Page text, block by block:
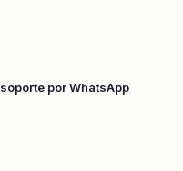
soporte por WhatsApp